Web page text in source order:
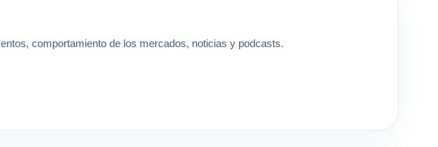
comportamiento de los mercados, noticias y podcasts.